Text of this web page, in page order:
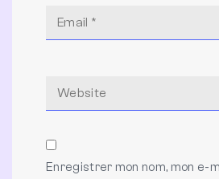
Enregistrer mon nom, mon e-